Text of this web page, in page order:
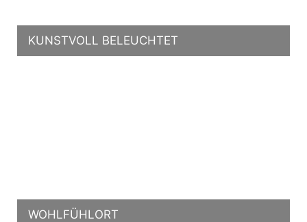
KUNSTVOLL BELEUCHTET
WOHLFÜHLORT